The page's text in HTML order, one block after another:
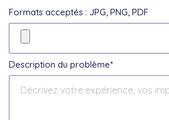
Formats acceptés : JPG, PNG, PDF
Description du problème*